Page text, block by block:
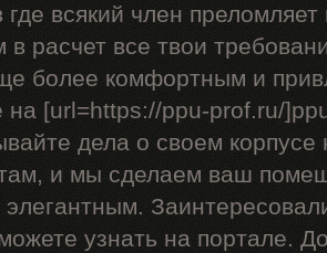
всякий член
расчет все твои
более комфортным и
на [url=https://ppu-prof.ru/
дела о своем
и мы сделаем ваш
элегантным.
узнать на портале.